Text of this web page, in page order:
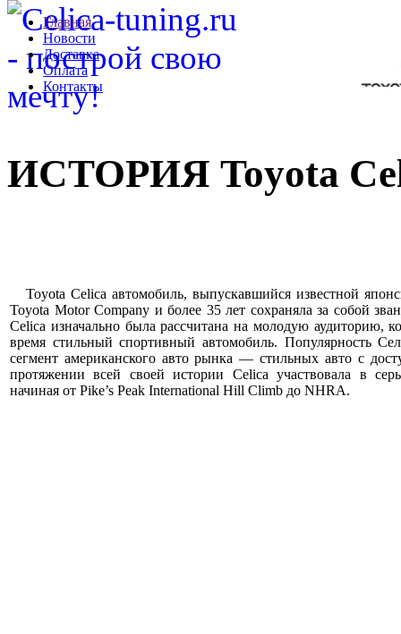
Главная
Новости
Доставка
Оплата
Контакты
ИСТОРИЯ Toyota
Toyota Celica автомобиль, выпускавшийся известной
Toyota Motor Company и более 35 лет сохраняла за собой
Celica изначально была рассчитана на молодую аудиторию,
время стильный спортивный автомобиль. Популярность
сегмент американского авто рынка — стильных авто с
протяжении всей своей истории Celica участвовала в
начиная от Pike’s Peak International Hill Climb до NHRA.